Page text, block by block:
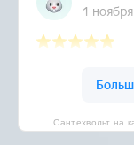
Сантехвольт на